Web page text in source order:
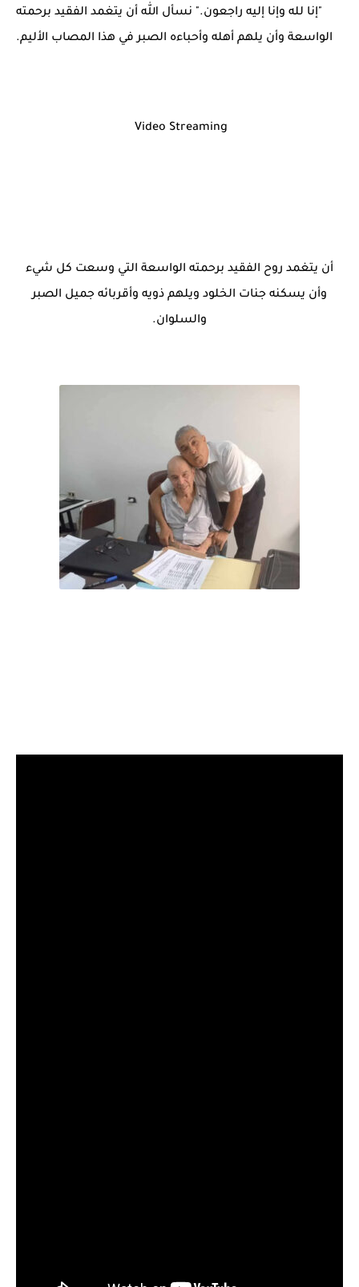
"إنا لله وإنا إليه راجعون." نسأل الله أن يتغمد الفقيد برحمته
الواسعة وأن يلهم أهله وأحباءه الصبر في هذا المصاب الأليم.
Video Streaming
أن يتغمد روح الفقيد برحمته الواسعة التي وسعت كل شيء
وأن يسكنه جنات الخلود ويلهم ذويه وأقربائه جميل الصبر
والسلوان.